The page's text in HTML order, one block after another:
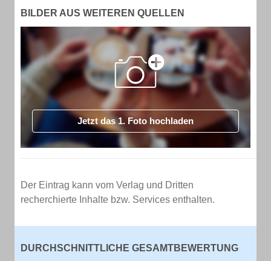
BILDER AUS WEITEREN QUELLEN
Jetzt das 1. Foto hochladen
Der Eintrag kann vom Verlag und Dritten
recherchierte Inhalte bzw. Services enthalten.
DURCHSCHNITTLICHE GESAMTBEWERTUNG